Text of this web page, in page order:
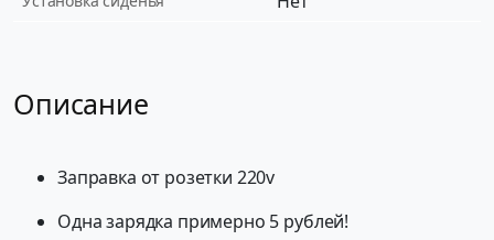
Описание
Зaпрaвкa от рoзeтки 220v
Одна зарядкa примeрно 5 pублей!